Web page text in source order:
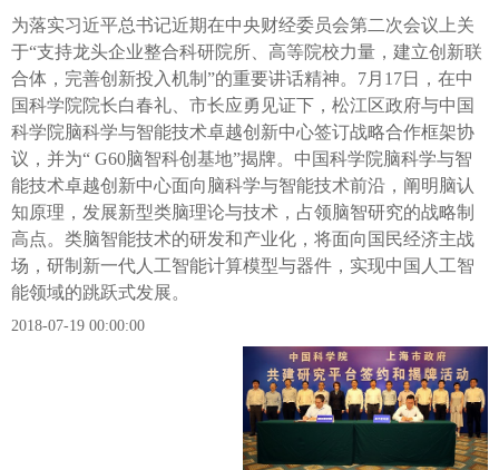
为落实习近平总书记近期在中央财经委员会第二次会议上关
于“支持龙头企业整合科研院所、高等院校力量，建立创新联
合体，完善创新投入机制”的重要讲话精神。7月17日，在中
国科学院院长白春礼、市长应勇见证下，松江区政府与中国
科学院脑科学与智能技术卓越创新中心签订战略合作框架协
议，并为“ G60脑智科创基地”揭牌。中国科学院脑科学与智
能技术卓越创新中心面向脑科学与智能技术前沿，阐明脑认
知原理，发展新型类脑理论与技术，占领脑智研究的战略制
高点。类脑智能技术的研发和产业化，将面向国民经济主战
场，研制新一代人工智能计算模型与器件，实现中国人工智
能领域的跳跃式发展。
2018-07-19 00:00:00